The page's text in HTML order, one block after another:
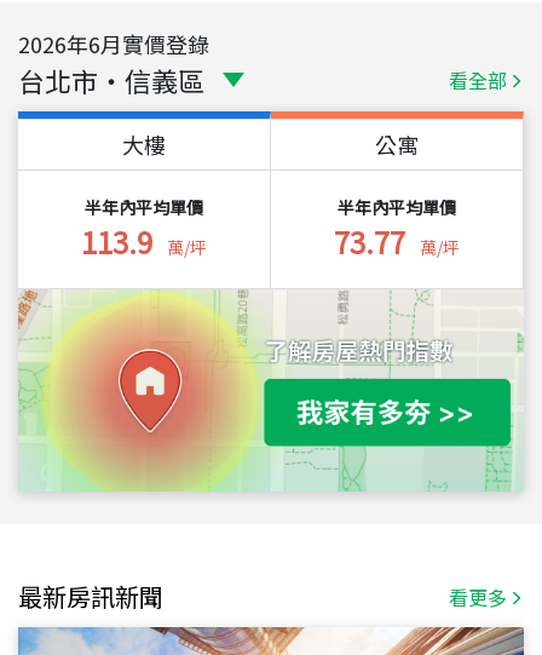
2026年6月實價登錄
台北市 ・ 信義區 看全部
大樓
半年內平均單價
113.9 萬/坪
公寓
半年內平均單價
73.77 萬/坪
最新房訊新聞 看更多